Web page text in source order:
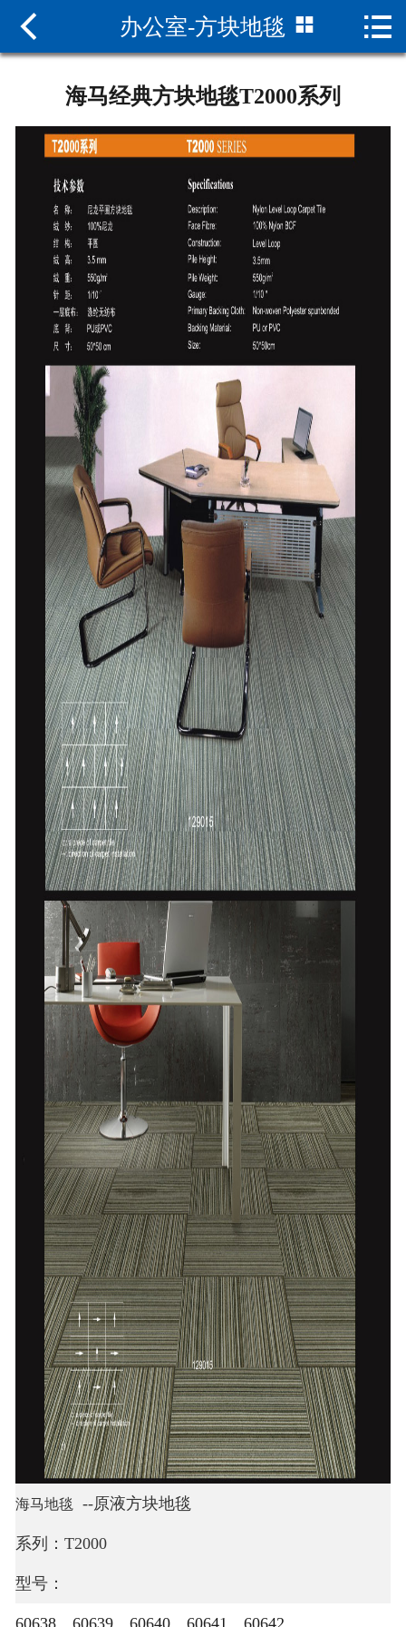
 网站首页
产品中心
资质荣誉
现货查询
联系我们
 办公室-方块地毯  
海马经典方块地毯T2000系列
海马地毯--原液方块地毯
系列：T2000
型号：